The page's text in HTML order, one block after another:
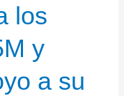
los
y
a su